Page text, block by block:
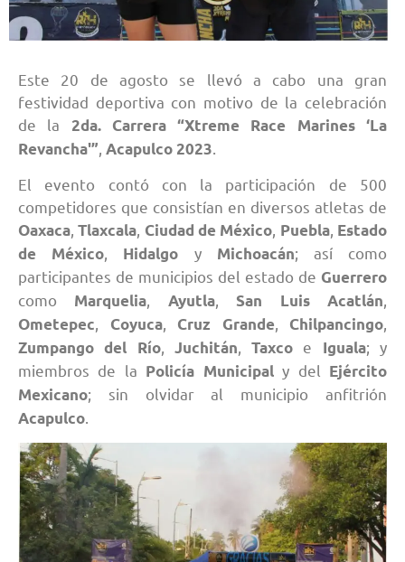
Este 20 de agosto se llevó a cabo una gran
festividad deportiva con motivo de la celebración
de la 2da. Carrera “Xtreme Race Marines ‘La
Revancha'” Acapulco 2023
El evento contó con la participación de 500
competidores que consistían en diversos atletas de
Oaxaca,Tlaxcala, Ciudad de México, Puebla, Estado
de México, Hidalgo y Michoacán; así como
participantes de municipios del estado de Guerrero
como Marquelia, Ayutla, San Luis Acatlán,
Ometepec, Coyuca, Cruz Grande, Chilpancingo,
Zumpango del Río, Juchitán,Taxco e Iguala; y
miembros de la Policía Municipaly del Ejército
Mexicano; sin olvidar al municipio anfitrión
Acapulco.